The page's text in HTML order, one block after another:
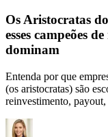
Os Aristocratas
esses campeões
dominam
Entenda por que
(os aristocratas) são
reinvestimento, payout,